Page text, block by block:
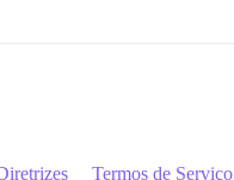
Termos de Serviço